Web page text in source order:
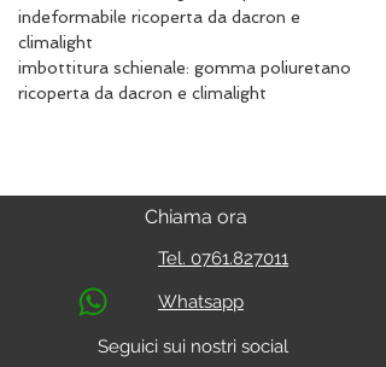
indeformabile ricoperta da dacron e
climalight
imbottitura schienale: gomma poliuretano
ricoperta da dacron e climalight
Chiama ora
Tel. 0761.827011
Whatsapp
Seguici sui nostri social